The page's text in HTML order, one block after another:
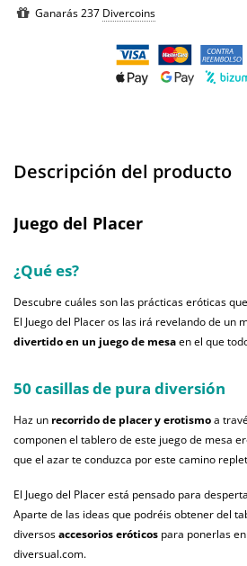
Ganarás 237 Divercoins
Descripción del producto
Juego del Placer
¿Qué es?
Descubre cuáles son las prácticas eróticas
El Juego del Placer os las irá revelando de un
divertido en un juego de mesaen el que
50 casillas de pura diversión
Haz un recorrido de placer y erotismoa
componen el tablero de este juego de mesa
que el azar te conduzca por este camino
El Juego del Placer está pensado para
Aparte de las ideas que podréis obtener del
diversosaccesorios eróticos para ponerlas
diversual.com.